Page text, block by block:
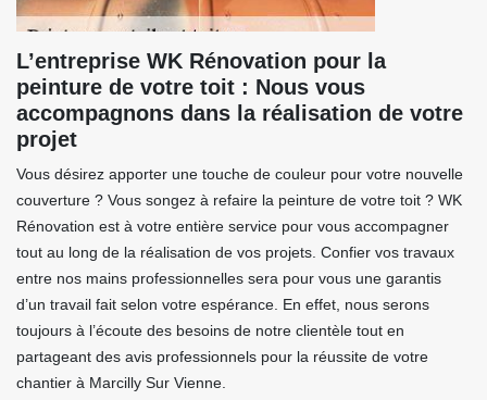
L’entreprise WK Rénovation pour la
peinture de votre toit : Nous vous
accompagnons dans la réalisation de votre
projet
Vous désirez apporter une touche de couleur pour votre nouvelle
couverture ? Vous songez à refaire la peinture de votre toit ? WK
Rénovation est à votre entière service pour vous accompagner
tout au long de la réalisation de vos projets. Confier vos travaux
entre nos mains professionnelles sera pour vous une garantis
d’un travail fait selon votre espérance. En effet, nous serons
toujours à l’écoute des besoins de notre clientèle tout en
partageant des avis professionnels pour la réussite de votre
chantier à Marcilly Sur Vienne.